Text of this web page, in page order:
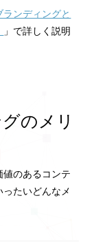
ランディングと
」で詳しく説明
のメリ
値のあるコンテ
たいどんなメ